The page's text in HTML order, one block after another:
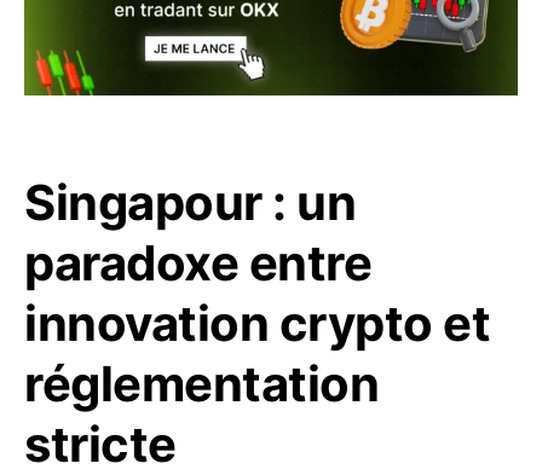
Singapour : un
paradoxe entre
innovation crypto et
réglementation
stricte